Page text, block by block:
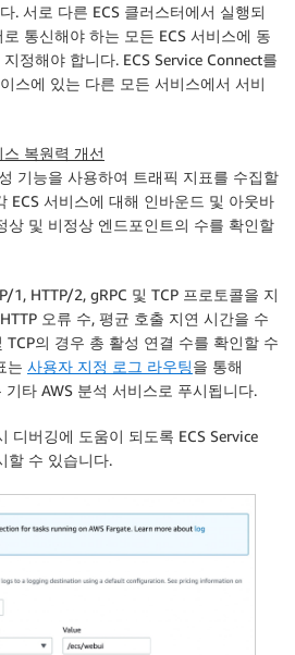
. 서로 다른 ECS 클러스터에서 실행되
통신해야 하는 모든 ECS 서비스에 동
정해야 합니다. ECS Service Connect를
스에 있는 다른 모든 서비스에서 서비
복원력 개선
기능을 사용하여 트래픽 지표를 수집할
ECS 서비스에 대해 인바운드 및 아웃바
상 및 비정상 엔드포인트의 수를 확인할
1, HTTP/2, gRPC 및 TCP 프로토콜을 지
오류 수, 평균 호출 지연 시간을 수
TCP의 경우 총 활성 연결 수를 확인할 수
는 사용자 지정 로그 라우팅을 통해
기타 AWS 분석 서비스로 푸시됩니다.
디버깅에 도움이 되도록 ECS Service
할 수 있습니다.